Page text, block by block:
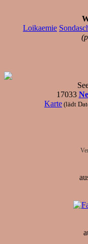
Loikaemie
17033
Karte (lädt